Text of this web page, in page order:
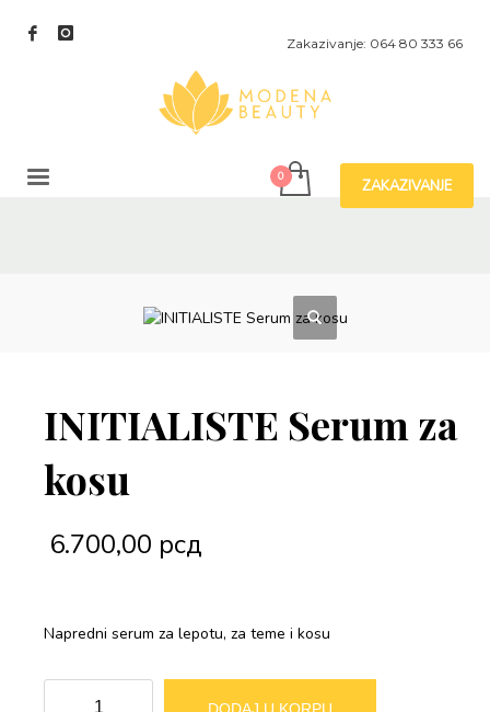
Zakazivanje: 064 80 333 66
ZAKAZIVANJE
INITIALISTE Serum za
kosu
6.700,00 рсд
Napredni serum za lepotu, za teme i kosu